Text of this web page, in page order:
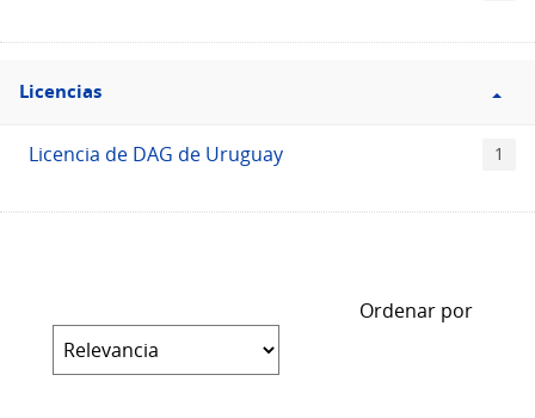
Filtro
Licencias
Licencias
Licencia de DAG de Uruguay 1
Ordenar por